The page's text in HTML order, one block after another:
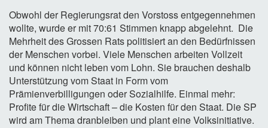
Obwohl der Regierungsrat den Vorstoss entgegennehmen
wollte, wurde er mit 70:61 Stimmen knapp abgelehnt. Die
Mehrheit des Grossen Rats politisiert an den Bedürfnissen
der Menschen vorbei. Viele Menschen arbeiten Vollzeit
und können nicht leben vom Lohn. Sie brauchen deshalb
Unterstützung vom Staat in Form vom
Prämienverbilligungen oder Sozialhilfe. Einmal mehr:
Profite für die Wirtschaft – die Kosten für den Staat. Die SP
wird am Thema dranbleiben und plant eine Volksinitiative.